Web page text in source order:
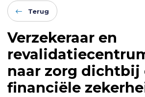
Terug
Verzekeraar en
naar zorg dichtbij
financiële